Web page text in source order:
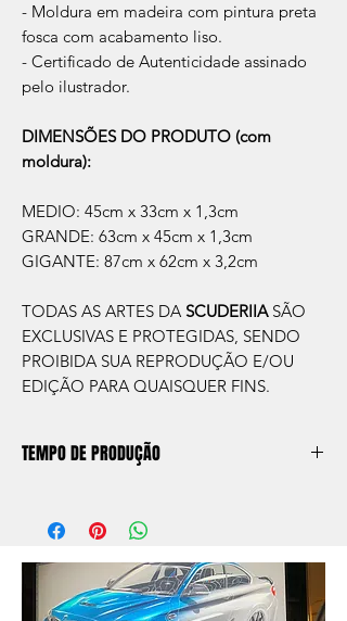
- Moldura em madeira com pintura preta
fosca com acabamento liso.
- Certificado de Autenticidade assinado
pelo ilustrador.
DIMENSÕES DO PRODUTO (com
moldura):
MEDIO: 45cm x 33cm x 1,3cm
GRANDE: 63cm x 45cm x 1,3cm
GIGANTE: 87cm x 62cm x 3,2cm
TODAS AS ARTES DA SCUDERIIA SÃO
EXCLUSIVAS E PROTEGIDAS, SENDO
PROIBIDA SUA REPRODUÇÃO E/OU
EDIÇÃO PARA QUAISQUER FINS.
TEMPO DE PRODUÇÃO
aprox. 5 dias úteis, após a confirmação de
compra.
Após a produçao, seguimos com o envio
no endereço que nos for informado na
compra ou disponibilizaremos para retirada